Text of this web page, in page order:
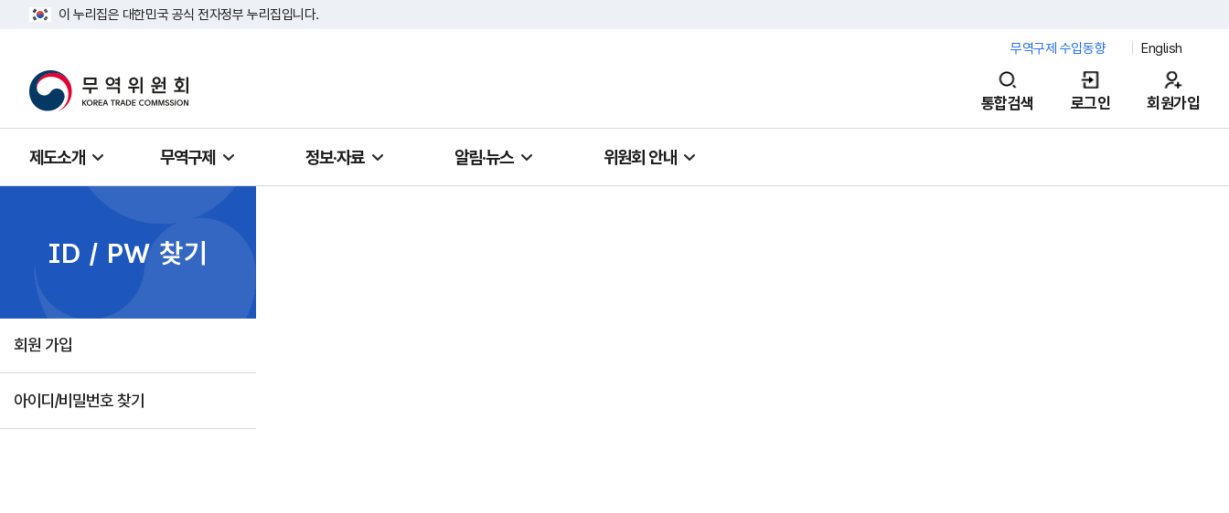
이 누리집은 대한민국 공식 전자정부 누리집입니다.
무역구제 수입동향 English
통합검색 로그인 회원가입
제도소개 무역구제 정보·자료 알림·뉴스 위원회 안내
ID / PW 찾기
회원 가입
아이디/비밀번호 찾기